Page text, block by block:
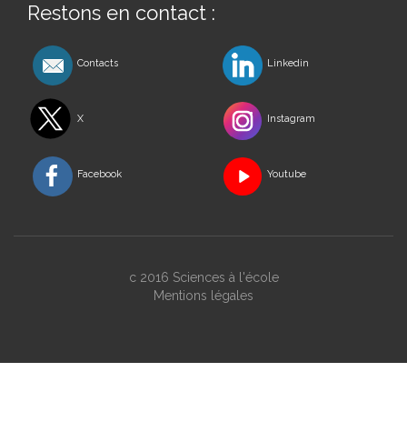
Restons en contact :
Contacts Linkedin
X Instagram
Facebook Youtube
c 2016 Sciences à l'école
Mentions légales